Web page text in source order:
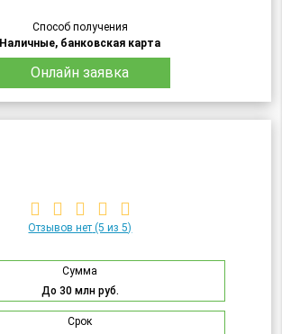
Способ получения
Наличные, банковская карта
Онлайн заявка
Отзывов нет (5 из 5)
Сумма
До 30 млн руб.
Срок